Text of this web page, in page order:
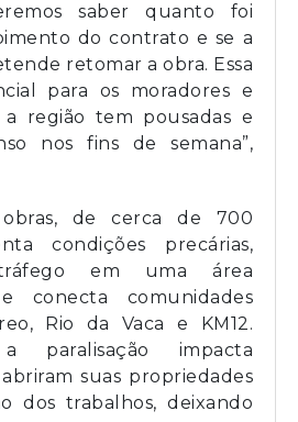
saber quanto foi
do contrato e se a
retomar a obra. Essa
para os moradores e
região tem pousadas e
nos fins de semana”,
de cerca de 700
condições precárias,
em uma área
conecta comunidades
Rio da Vaca e KM12.
paralisação impacta
suas propriedades
dos trabalhos, deixando